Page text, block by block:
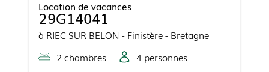
Location de vacances
29G14041
à RIEC SUR BELON - Finistère - Bretagne
2 chambres 4 personnes